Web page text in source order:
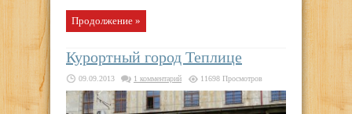
Продолжение »
Курортный город Теплице
09.09.2013 1 комментарий 11698 Просмотров